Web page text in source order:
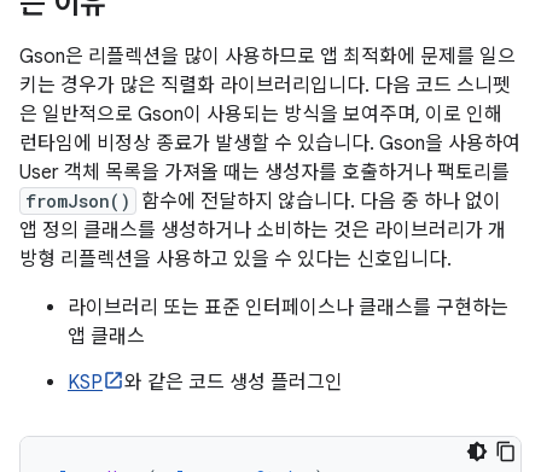
Gson은 리플렉션을 많이 사용하므로 앱 최적화에 문제를 일으
키는 경우가 많은 직렬화 라이브러리입니다. 다음 코드 스니펫
은 일반적으로 Gson이 사용되는 방식을 보여주며, 이로 인해
런타임에 비정상 종료가 발생할 수 있습니다. Gson을 사용하여
User 객체 목록을 가져올 때는 생성자를 호출하거나 팩토리를
fromJson()
함수에 전달하지 않습니다. 다음 중 하나 없이
앱 정의 클래스를 생성하거나 소비하는 것은 라이브러리가 개
방형 리플렉션을 사용하고 있을 수 있다는 신호입니다.
라이브러리 또는 표준 인터페이스나 클래스를 구현하는
앱 클래스
KSP
와 같은 코드 생성 플러그인